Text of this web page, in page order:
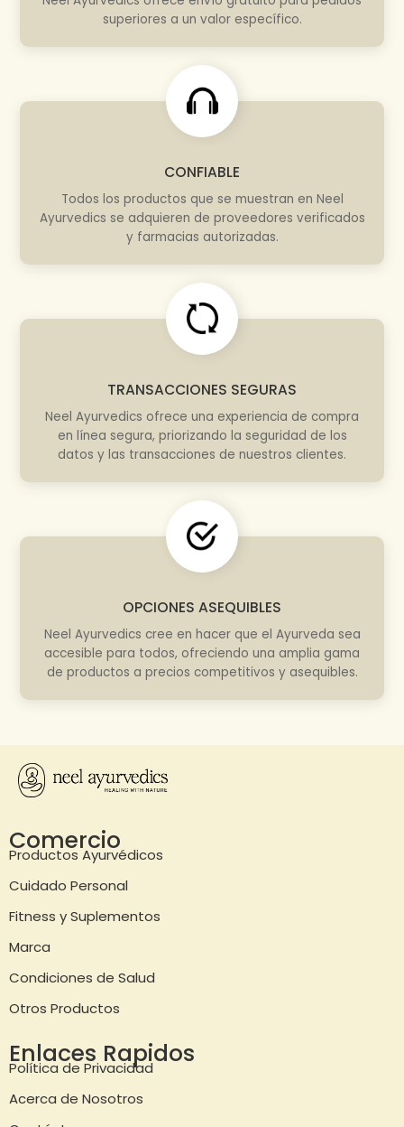
superiores a un valor específico.
CONFIABLE
Todos los productos que se muestran en Neel
Ayurvedics se adquieren de proveedores verificados
y farmacias autorizadas.
TRANSACCIONES SEGURAS
Neel Ayurvedics ofrece una experiencia de compra
en línea segura, priorizando la seguridad de los
datos y las transacciones de nuestros clientes.
OPCIONES ASEQUIBLES
Neel Ayurvedics cree en hacer que el Ayurveda sea
accesible para todos, ofreciendo una amplia gama
de productos a precios competitivos y asequibles.
Comercio
Productos Ayurvédicos
Cuidado Personal
Fitness y Suplementos
Marca
Condiciones de Salud
Otros Productos
Enlaces Rapidos
Política de Privacidad
Acerca de Nosotros